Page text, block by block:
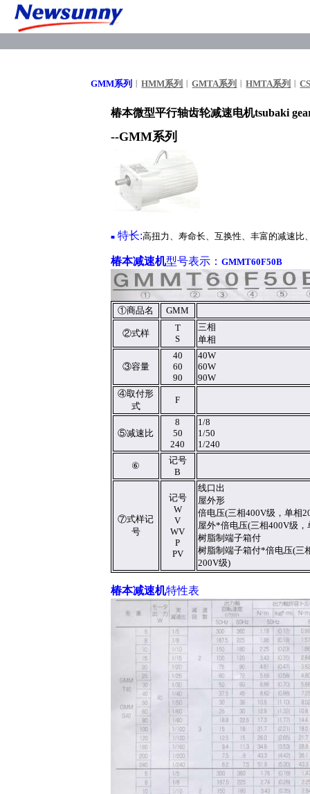
GMM系列 ︱HMM系列 ︱GMTA系列 ︱HMTA系列 ︱
椿本微型平行轴齿轮减速电机tsubaki
--GMM系列
■ 特长:高扭力、寿命长、互换性、丰富的减速比
椿本减速机型号表示： GMMT60F50B
①商品名 GMM
②式样
T
S
三相
单相
③容量
40
60
90
40W
60W
90W
④取付形
式
F
⑤减速比
8
50
240
1/8
1/50
1/240
⑥
记号
B
⑦式样记
号
记号
W
V
WV
P
PV
线口出
屋外形
倍电压(三相400V级，单相
屋外*倍电压(三相400V级，
树脂制端子箱付
树脂制端子箱付*倍电压(三
200V级)
椿本减速机特性表